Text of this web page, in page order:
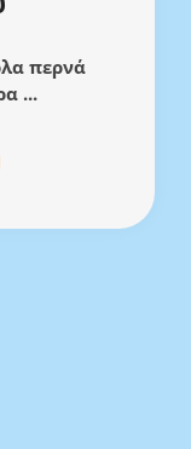
περνά
...